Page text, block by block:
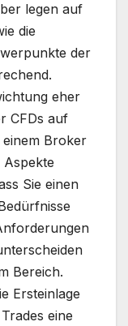
legen auf
die
der
eher
CFDs auf
Broker
Aspekte
Sie einen
Bereich.
Ersteinlage
eine